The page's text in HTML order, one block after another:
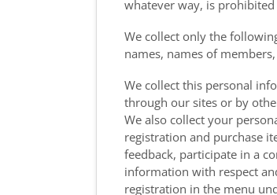
whatever way, is
We collect only the
names, names of
We collect this personal
through our sites or by
We also collect your
registration and purchase
feedback, participate in a
information with respect
registration in the menu